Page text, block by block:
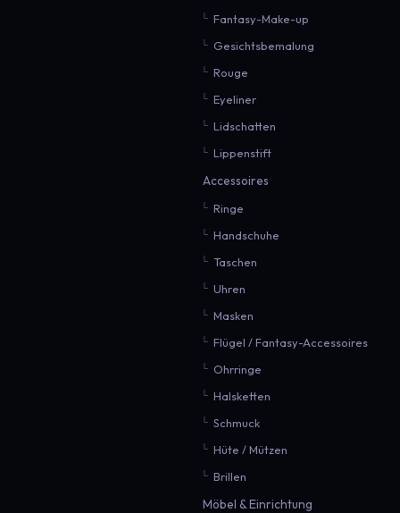
Fantasy-Make-up
Gesichtsbemalung
Rouge
Eyeliner
Lidschatten
Lippenstift
Accessoires
Ringe
Handschuhe
Taschen
Uhren
Masken
Flügel / Fantasy-Accessoires
Ohrringe
Halsketten
Schmuck
Hüte / Mützen
Brillen
Möbel & Einrichtung